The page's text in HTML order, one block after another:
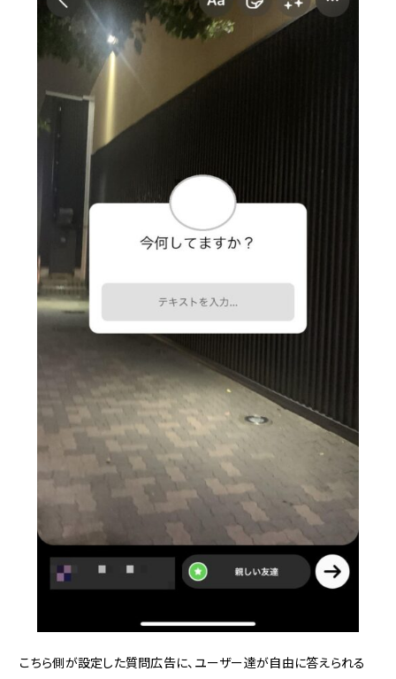
こちら側が設定した質問広告に、ユーザー達が自由に答えられる